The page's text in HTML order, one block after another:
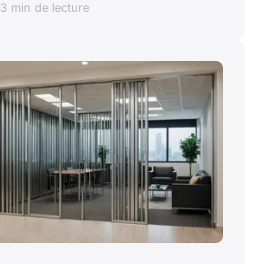
3 min de lecture